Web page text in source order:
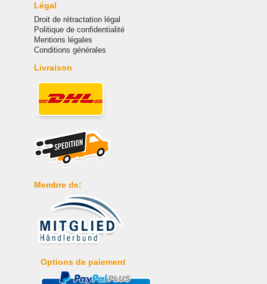
Légal
Droit de rétractation légal
Politique de confidentialité
Mentions légales
Conditions générales
Livraison
Membre de:
Options de paiement